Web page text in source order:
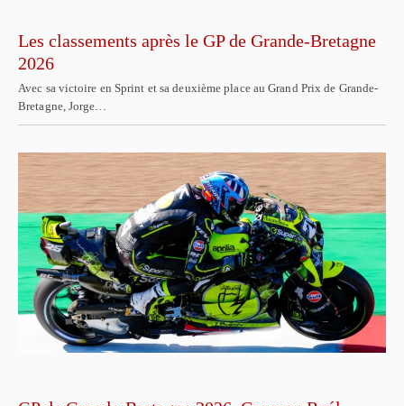
Les classements après le GP de Grande-Bretagne
2026
Avec sa victoire en Sprint et sa deuxième place au Grand Prix de Grande-
Bretagne, Jorge…